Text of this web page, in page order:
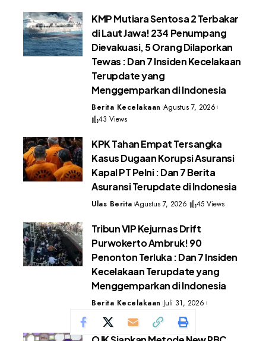
KMP Mutiara Sentosa 2 Terbakar
di Laut Jawa! 234 Penumpang
Dievakuasi, 5 Orang Dilaporkan
Tewas : Dan 7 Insiden Kecelakaan
Terupdate yang
Menggemparkan di Indonesia
Berita Kecelakaan Agustus 7, 2026
43 Views
KPK Tahan Empat Tersangka
Kasus Dugaan Korupsi Asuransi
Kapal PT Pelni : Dan 7 Berita
Asuransi Terupdate di Indonesia
Ulas Berita Agustus 7, 2026 45 Views
Tribun VIP Kejurnas Drift
Purwokerto Ambruk! 90
Penonton Terluka : Dan 7 Insiden
Kecelakaan Terupdate yang
Menggemparkan di Indonesia
Berita Kecelakaan Juli 31, 2026